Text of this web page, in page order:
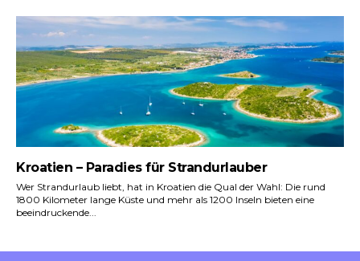
Kroatien – Paradies für Strandurlauber
Wer Strandurlaub liebt, hat in Kroatien die Qual der Wahl: Die rund
1800 Kilometer lange Küste und mehr als 1200 Inseln bieten eine
beeindruckende...